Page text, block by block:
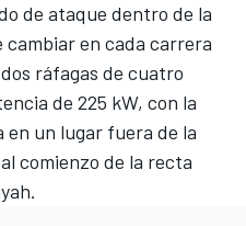
de ataque dentro de la
cambiar en cada carrera
ráfagas de cuatro
de 225 kW, con la
en un lugar fuera de la
comienzo de la recta